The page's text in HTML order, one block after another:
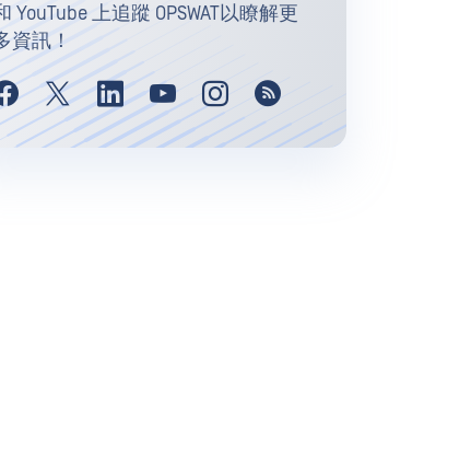
YouTube 上追蹤 OPSWAT以瞭解更
資訊！